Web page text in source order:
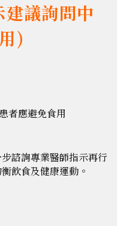
議詢問中
)
者應避免食用
諮詢專業醫師指示再行
飲食及健康運動。